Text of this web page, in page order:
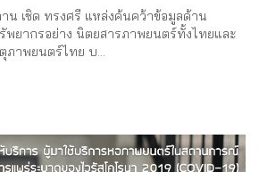
น เชิด ทรงศรี แหล่งค้นคว้าข้อมูลด้าน
ยากรอย่าง นิตยสารภาพยนตร์ทั้งไทยและ
ภาพยนตร์ไทย บ...